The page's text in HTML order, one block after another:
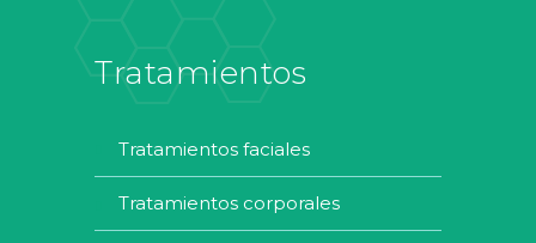
Tratamientos
tratamientos faciales
tratamientos corporales